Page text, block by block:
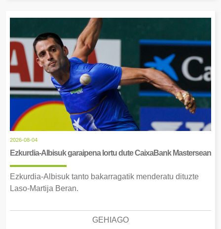
2026-08-04
Ezkurdia-Albisuk garaipena lortu dute CaixaBank Mastersean
Ezkurdia-Albisuk tanto bakarragatik menderatu dituzte
Laso-Martija Beran.
GEHIAGO